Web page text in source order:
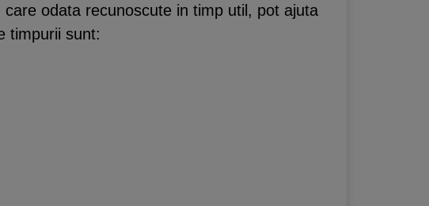
odata recunoscute in timp util, pot ajuta
timpurii sunt: